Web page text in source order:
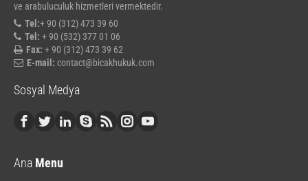
ve arabuluculuk hizmetleri vermektedir.
Tel:+ 90 (312) 473 39 60
Tel: + 90 (532) 377 01 06
Fax: + 90 (312) 473 39 62
E-mail: contact@bicakhukuk.com
Sosyal Medya
Ana Menu